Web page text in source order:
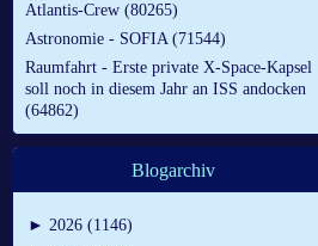
Atlantis-Crew (80265)
Astronomie - SOFIA (71544)
Raumfahrt - Erste private X-Space-Kapsel
soll noch in diesem Jahr an ISS andocken
(64862)
Blogarchiv
► 2026 (1146)